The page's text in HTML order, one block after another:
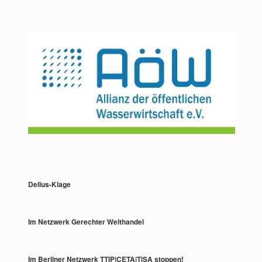
Delius-Klage
Im Netzwerk Gerechter Welthandel
Im Berliner Netzwerk TTIP|CETA|TiSA stoppen!